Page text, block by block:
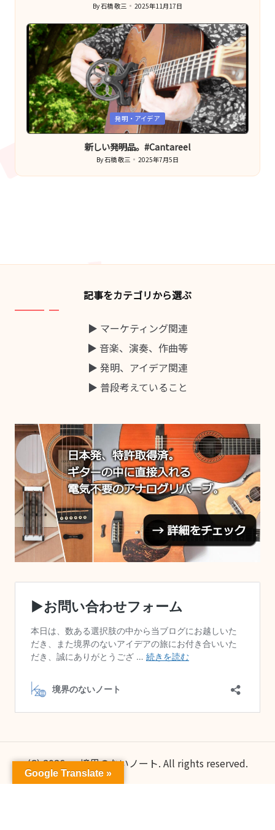
Posted
by
By石橋 敬三 2025年11月17日
Posted
in
発明・アイデア
新しい発明品。#Cantareel
Posted
by
By石橋 敬三 2025年7月5日
記事をカテゴリから選ぶ
▶ マーケティング関連
▶ 音楽、演奏、作曲等
▶ 発明、アイデア関連
▶ 普段考えていること
(C) 2026 — 境界のないノート. All rights reserved.
Google Translate »